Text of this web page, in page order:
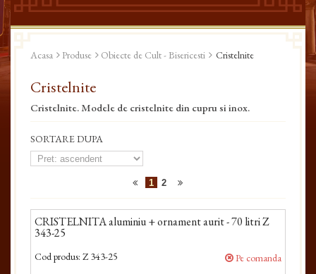
Acasa Produse Obiecte de Cult - Bisericesti Cristelnite
Cristelnite
Cristelnite. Modele de cristelnite din cupru si inox.
SORTARE DUPA
1 2
CRISTELNITA aluminiu + ornament aurit - 70 litri Z
343-25
Cod produs: Z 343-25 Pe comanda